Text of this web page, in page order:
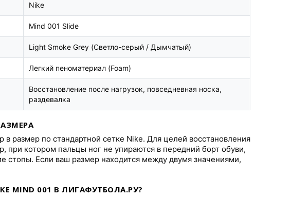
Nike
Mind 001 Slide
Light Smoke Grey (Светло-серый / Дымчатый)
Легкий пеноматериал (Foam)
Восстановление после нагрузок, повседневная носка,
раздевалка
в размер по стандартной сетке Nike. Для целей восстановления
при котором пальцы ног не упираются в передний борт обуви,
стопы. Если ваш размер находится между двумя значениями,
MIND 001 В ЛИГАФУТБОЛА.РУ?